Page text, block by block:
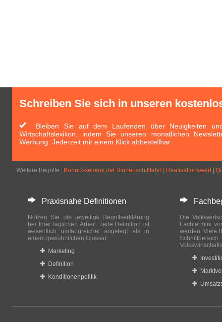
Schreiben Sie sich in unseren
Bleiben Sie auf dem Laufenden über Neuigkeiten
Wirtschaftslexikon, indem Sie unseren monatlichen
Werbung. Jederzeit mit einem Klick abbestellbar.
Weitere Begriffe : Konnossement der Binnenschifffahrt| Realisationswert|
Praxisnahe Definitionen
Nutzen Sie die jeweilige Begriffserklärung
bei Ihrer täglichen Arbeit. Jede Definition ist
wesentlich umfangreicher angelegt als in
einem gewöhnlichen Glossar.
Marketing
Definition
Konditionenpolitik
Die
Fachtermini
werden. Viele